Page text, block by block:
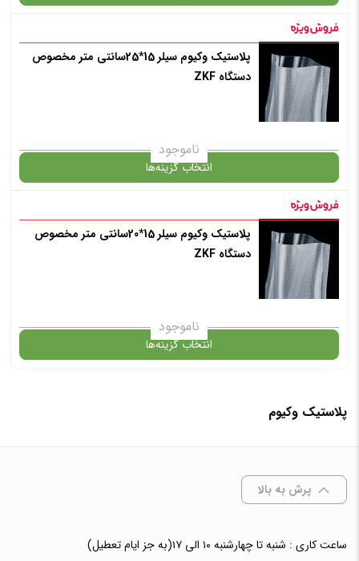
✧ چت با پشتیبان واتس آپ
گارانتی
انتخاب رنگ : بی رنگ
✧ چت با پشتیبان واتس آپ
پلاستیک وکیوم سیلر 15*25سانتی متر مخصوص
دستگاه ZKF
ناموجود
انتخاب گزینه‌ها
گارانتی
انتخاب رنگ : بی رنگ
پلاستیک وکیوم سیلر 15*20سانتی متر مخصوص
دستگاه ZKF
ناموجود
انتخاب گزینه‌ها
گارانتی
پلاستیک وکیوم
پرش به بالا
ساعت کاری : شنبه تا چهارشنبه ۱۰ الی ۱۷(به جز ایام تعطیل)